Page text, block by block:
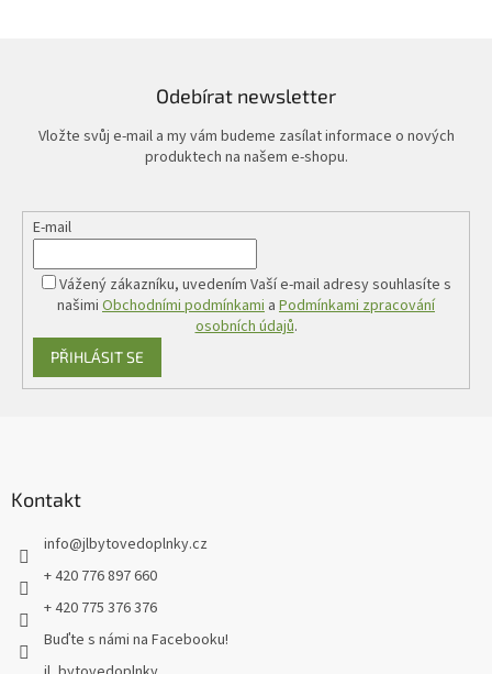
Odebírat newsletter
Vložte svůj e-mail a my vám budeme zasílat informace o nových
produktech na našem e-shopu.
E-mail
Vážený zákazníku, uvedením Vaší e-mail adresy souhlasíte s
našimi Obchodními podmínkami a Podmínkami zpracování
osobních údajů.
PŘIHLÁSIT SE
Kontakt
info@jlbytovedoplnky.cz
+ 420 776 897 660
+ 420 775 376 376
Buďte s námi na Facebooku!